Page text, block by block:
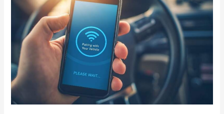
coche
digitales
virtuales